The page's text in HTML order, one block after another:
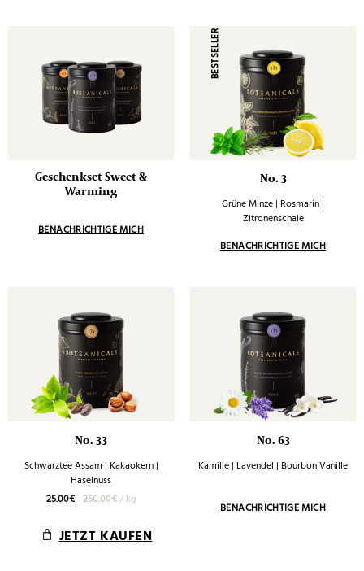
Geschenkset Sweet &
Warming
BESTSELLER
No. 3
Grüne Minze | Rosmarin |
Zitronenschale
No. 33
Schwarztee Assam | Kakaokern |
Haselnuss
25.00€ 250.00€/ kg
JETZT KAUFEN
No. 63
Kamille | Lavendel | Bourbon Vanille